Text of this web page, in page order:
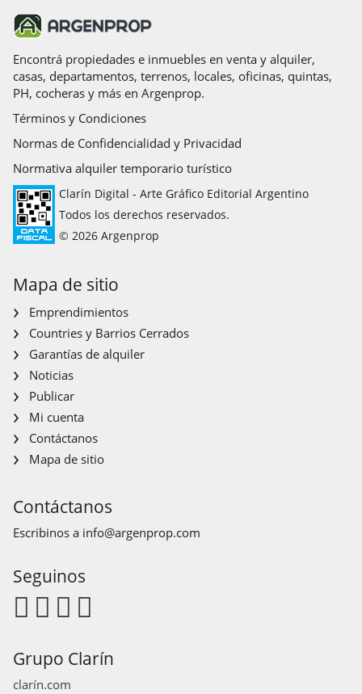
Encontrá propiedades e inmuebles en venta y alquiler,
casas, departamentos, terrenos, locales, oficinas, quintas,
PH, cocheras y más en Argenprop.
Términos y Condiciones
Normas de Confidencialidad y Privacidad
Normativa alquiler temporario turístico
Clarín Digital - Arte Gráfico Editorial Argentino
Todos los derechos reservados.
© 2026 Argenprop
Mapa de sitio
Emprendimientos
Countries y Barrios Cerrados
Garantías de alquiler
Noticias
Publicar
Mi cuenta
Contáctanos
Mapa de sitio
Contáctanos
Escribinos a info@argenprop.com
Seguinos
Grupo Clarín
clarín.com